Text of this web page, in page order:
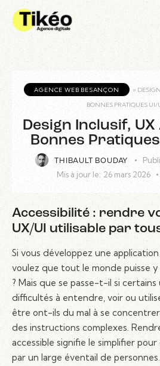
AGENCE WEB BESANÇON »
BONNES PRATIQUES UI/
Design Inclusif,
Bonnes Pratiques
THIBAULT BOUDAY
Mis à jour le: 26 mars 2026
Accessibilité : rendre
UX/UI utilisable par
Si vous développez une
voulez que tout le monde puisse y
? Mais que se passe-t-il si
difficultés à entendre, voir ou
être ont-ils du mal à se
des instructions complexes.
accessible signifie le simplifier
par un large éventail de personnes.